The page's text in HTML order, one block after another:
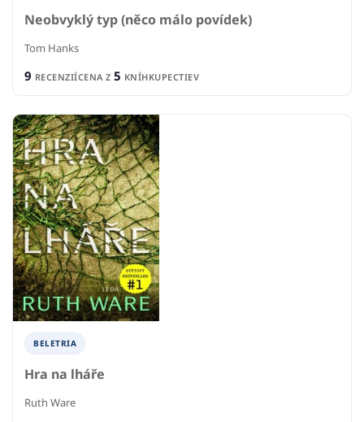
Neobvyklý typ (něco málo povídek)
Tom Hanks
9 RECENZIÍCENA Z 5 KNÍHKUPECTIEV
BELETRIA
Hra na lháře
Ruth Ware